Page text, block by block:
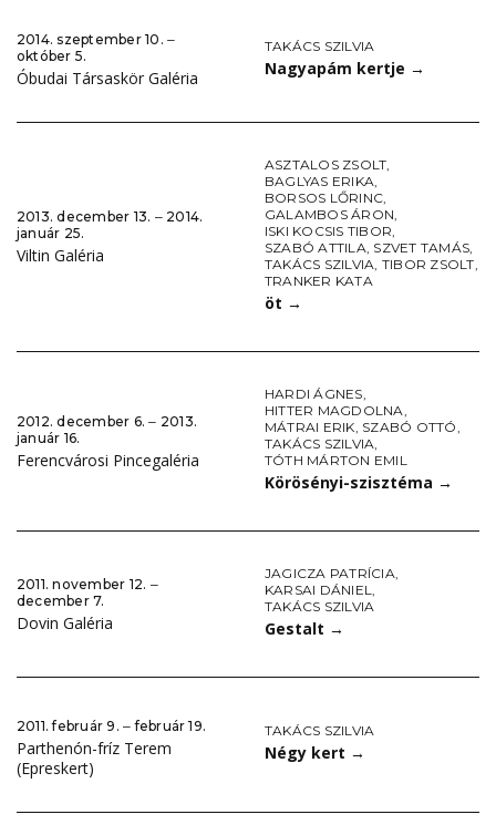
2014. szeptember 10. ‒
október 5.
Óbudai Társaskör Galéria
TAKÁCS SZILVIA
Nagyapám kertje →
2013. december 13. ‒ 2014.
január 25.
Viltin Galéria
ASZTALOS ZSOLT,
BAGLYAS ERIKA,
BORSOS LŐRINC,
GALAMBOS ÁRON,
ISKI KOCSIS TIBOR,
SZABÓ ATTILA, SZVET TAMÁS,
TAKÁCS SZILVIA, TIBOR ZSOLT,
TRANKER KATA
öt →
2012. december 6. ‒ 2013.
január 16.
Ferencvárosi Pincegaléria
HARDI ÁGNES,
HITTER MAGDOLNA,
MÁTRAI ERIK, SZABÓ OTTÓ,
TAKÁCS SZILVIA,
TÓTH MÁRTON EMIL
Körösényi-szisztéma →
2011. november 12. ‒
december 7.
Dovin Galéria
JAGICZA PATRÍCIA,
KARSAI DÁNIEL,
TAKÁCS SZILVIA
Gestalt →
2011. február 9. ‒ február 19.
Parthenón-fríz Terem
(Epreskert)
TAKÁCS SZILVIA
Négy kert →